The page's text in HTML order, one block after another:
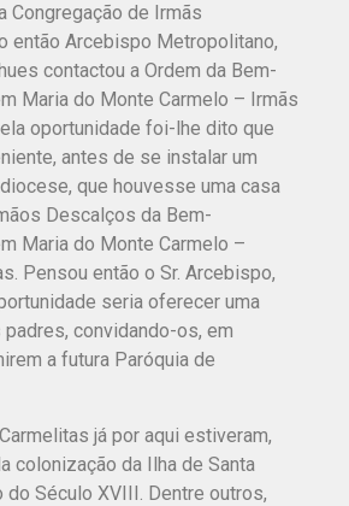
Congregação de Irmãs
então Arcebispo Metropolitano,
contactou a Ordem da Bem-
Maria do Monte Carmelo – Irmãs
oportunidade foi-lhe dito que
antes de se instalar um
que houvesse uma casa
Descalços da Bem-
Maria do Monte Carmelo –
Pensou então o Sr. Arcebispo,
seria oferecer uma
convidando-os, em
a futura Paróquia de
já por aqui estiveram,
colonização da Ilha de Santa
do Século XVIII. Dentre outros,